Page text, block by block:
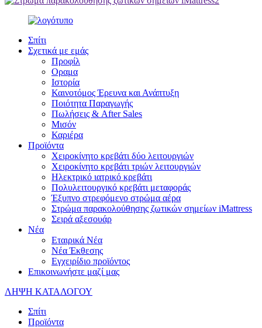
Σπίτι
Σχετικά με εμάς
Προφίλ
Οραμα
Ιστορία
Καινοτόμος Έρευνα και Ανάπτυξη
Ποιότητα Παραγωγής
Πωλήσεις & After Sales
Μισόν
Καριέρα
Προϊόντα
Χειροκίνητο κρεβάτι δύο λειτουργιών
Χειροκίνητο κρεβάτι τριών λειτουργιών
Ηλεκτρικό ιατρικό κρεβάτι
Πολυλειτουργικό κρεβάτι μεταφοράς
Έξυπνο στρεφόμενο στρώμα αέρα
Στρώμα παρακολούθησης ζωτικών σημείων iMattress
Σειρά αξεσουάρ
Νέα
Εταιρικά Νέα
Νέα Έκθεσης
Εγχειρίδιο προϊόντος
Επικοινωνήστε μαζί μας
ΛΗΨΗ ΚΑΤΑΛΟΓΟΥ
Σπίτι
Προϊόντα